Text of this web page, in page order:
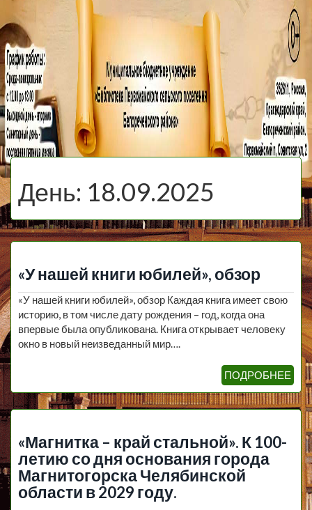
МБУ Библиотека
Первомайского
Сельского
Поселения
День: 18.09.2025
«У нашей книги юбилей», обзор
«У нашей книги юбилей», обзор Каждая книга имеет свою
историю, в том числе дату рождения – год, когда она
впервые была опубликована. Книга открывает человеку
окно в новый неизведанный мир….
ПОДРОБНЕЕ
«Магнитка – край стальной». К 100-
летию со дня основания города
Магнитогорска Челябинской
области в 2029 году.